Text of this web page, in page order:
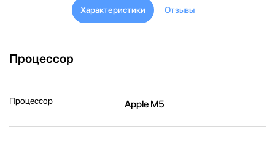
Характеристики Отзывы
Процессор
Процессор Apple M5